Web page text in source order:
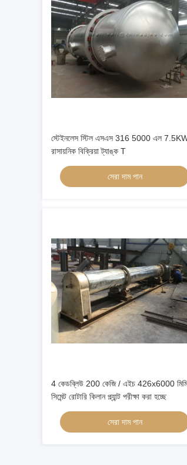
স্টেইনলেস স্টিল এসএস 316 5000 এল
রাসায়নিক বিক্রিয়া ট্যাঙ্ক T
সেরা দাম পান
4 কেডব্লিউ 200 কেজি / এইচ 426x6000 মিমি
সিমেন্ট রোটারি কিলান প্ল্যান্ট পরীক্ষা করা হচ্ছে
সেরা দাম পান